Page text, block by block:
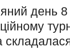
день